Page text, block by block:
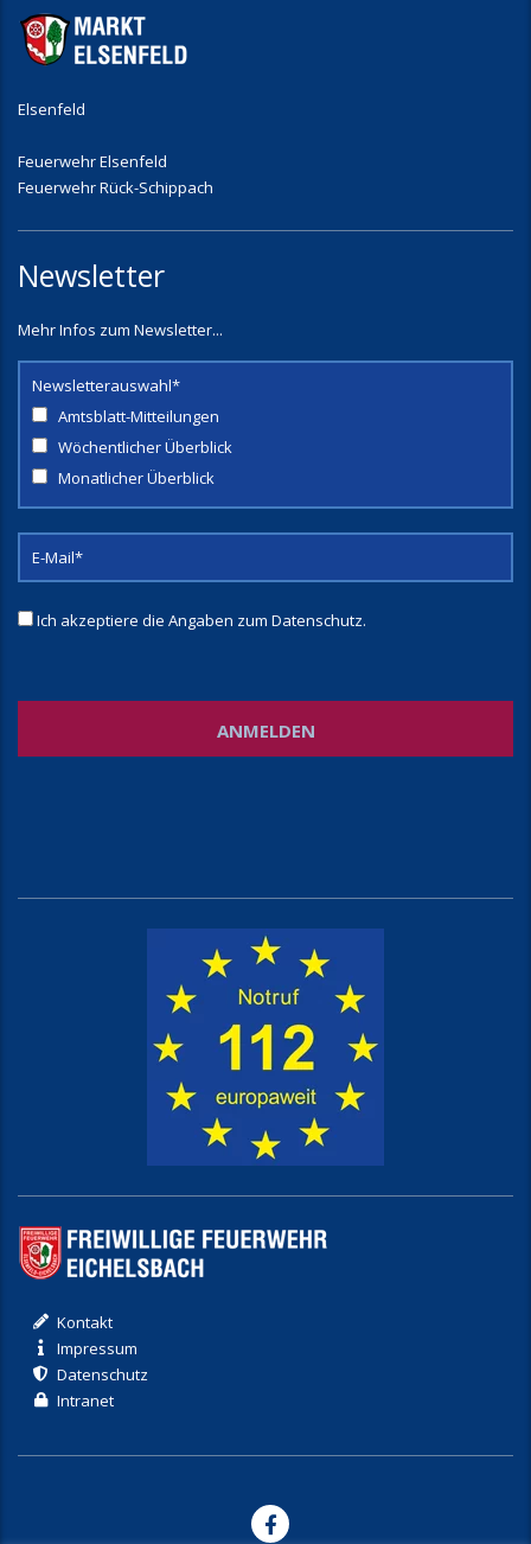
Elsenfeld
Feuerwehr Elsenfeld
Feuerwehr Rück-Schippach
Newsletter
Mehr Infos zum Newsletter...
Newsletterauswahl*
Amtsblatt-Mitteilungen
Wöchentlicher Überblick
Monatlicher Überblick
Ich akzeptiere die Angaben zum Datenschutz.
Kontakt
Impressum
Datenschutz
Intranet